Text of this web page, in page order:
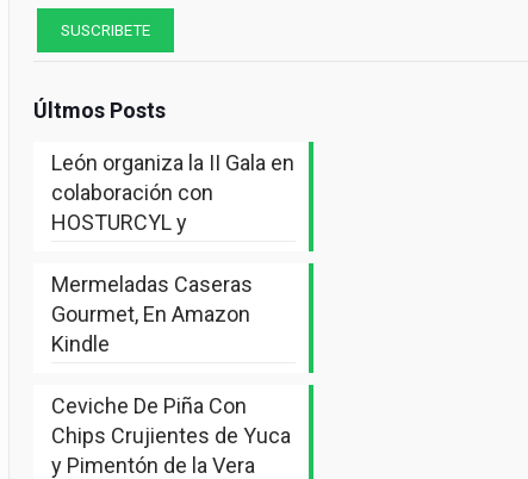
Últmos Posts
León organiza la II Gala en
colaboración con
HOSTURCYL y
Mermeladas Caseras
Gourmet, En Amazon
Kindle
Ceviche De Piña Con
Chips Crujientes de Yuca
y Pimentón de la Vera